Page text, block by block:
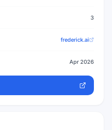
3
frederick.ai
Apr 2026